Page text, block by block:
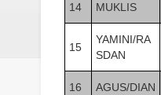
14 MUKLIS
15
YAMINI/RA
SDAN
16 AGUS/DIAN